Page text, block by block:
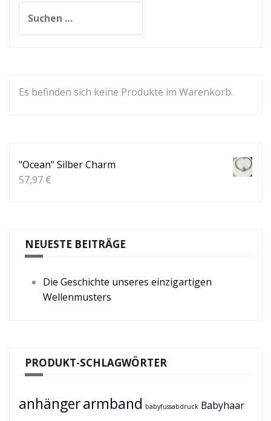
nach:
Es befinden sich keine Produkte im Warenkorb.
"Ocean" Silber Charm
57,97 €
NEUESTE BEITRÄGE
Die Geschichte unseres einzigartigen
Wellenmusters
PRODUKT-SCHLAGWÖRTER
anhängerarmband babyfussabdruck Babyhaar